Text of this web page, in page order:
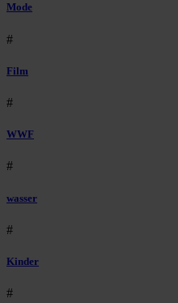
Mode
#
Film
#
WWF
#
wasser
#
Kinder
#